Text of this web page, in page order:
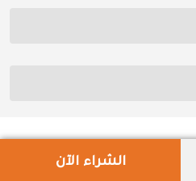
الشراء الآن